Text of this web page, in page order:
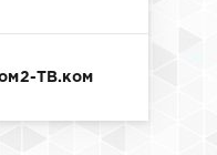
ТВ.ком